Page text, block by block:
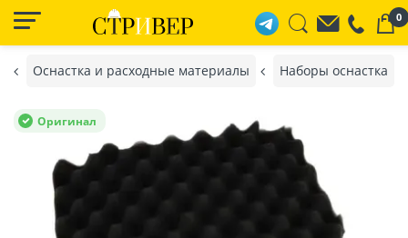
0
Оснастка и расходные материалы Наборы оснастка
Оригинал